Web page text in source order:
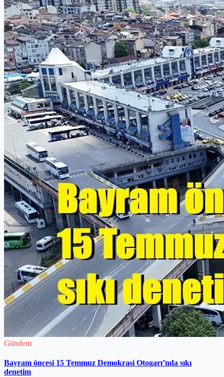
Gündem
Bayram öncesi 15 Temmuz Demokrasi Otogarı’nda sıkı
denetim